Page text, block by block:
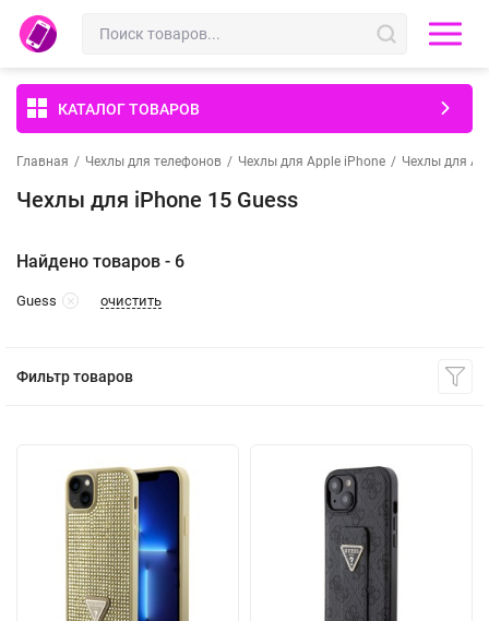
КАТАЛОГ ТОВАРОВ
Главная / Чехлы для телефонов / Чехлы для Apple iPhone / Чехлы для
Чехлы для iPhone 15 Guess
Найдено товаров - 6
Guess очистить
Фильтр товаров